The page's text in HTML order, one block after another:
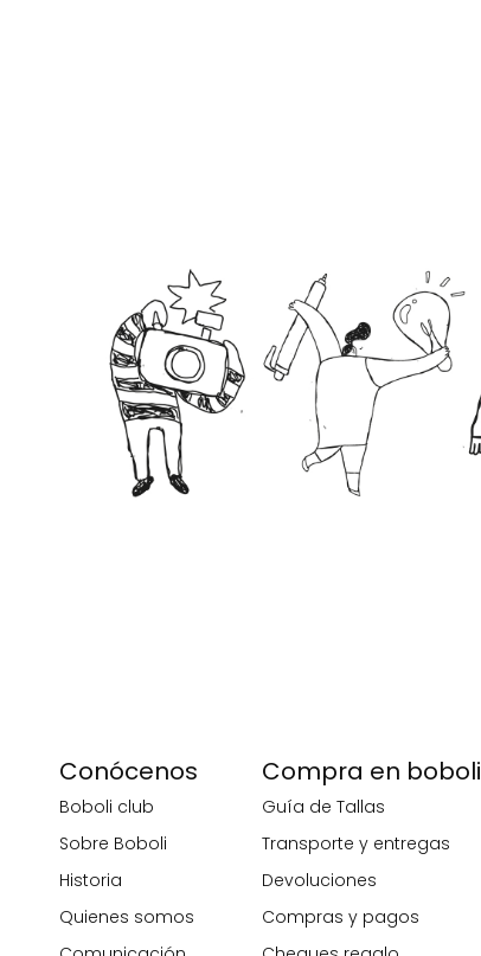
Conócenos
Boboli club
Sobre Boboli
Historia
Quienes somos
Compra en boboli
Guía de Tallas
Transporte y entregas
Devoluciones
Compras y pagos